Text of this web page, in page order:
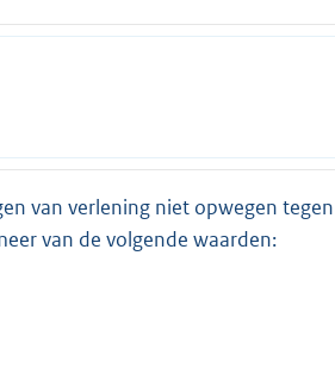
van verlening niet opwegen
van de volgende waarden: